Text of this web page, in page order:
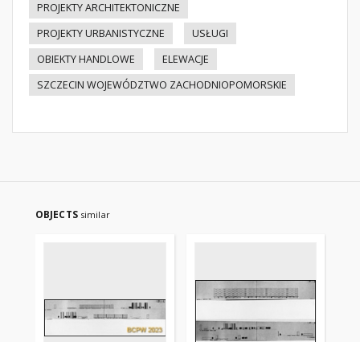
PROJEKTY ARCHITEKTONICZNE
PROJEKTY URBANISTYCZNE
USŁUGI
OBIEKTY HANDLOWE
ELEWACJE
SZCZECIN WOJEWÓDZTWO ZACHODNIOPOMORSKIE
OBJECTS similar